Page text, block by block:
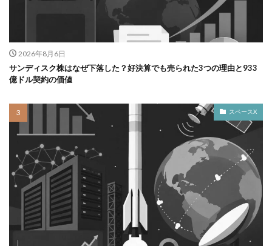
2026年8月6日
サンディスク株はなぜ下落した？好決算でも売られた3つの理由と933
億ドル契約の価値
スペースX